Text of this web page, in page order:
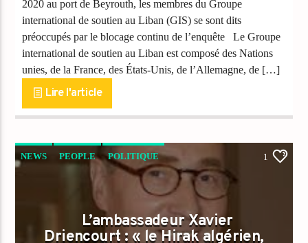
2020 au port de Beyrouth, les membres du Groupe
international de soutien au Liban (GIS) se sont dits
préoccupés par le blocage continu de l’enquête Le Groupe
international de soutien au Liban est composé des Nations
unies, de la France, des États-Unis, de l’Allemagne, de […]
Lire l'article
NEWS PEOPLE POLITIQUE 1
L’ambassadeur Xavier
Driencourt : « le Hirak algérien,